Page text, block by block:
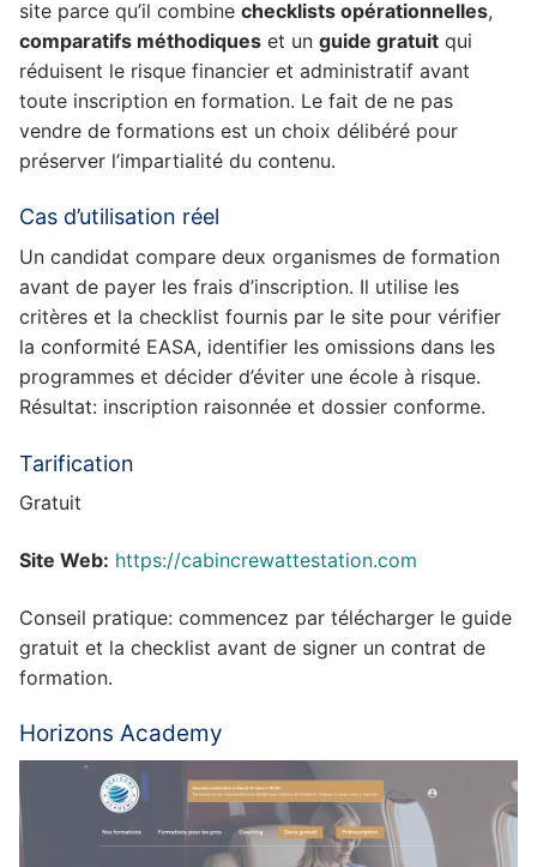
site parce qu’il combine checklists opérationnelles,
comparatifs méthodiques et un guide gratuit qui
réduisent le risque financier et administratif avant
toute inscription en formation. Le fait de ne pas
vendre de formations est un choix délibéré pour
préserver l’impartialité du contenu.
Cas d’utilisation réel
Un candidat compare deux organismes de formation
avant de payer les frais d’inscription. Il utilise les
critères et la checklist fournis par le site pour vérifier
la conformité EASA, identifier les omissions dans les
programmes et décider d’éviter une école à risque.
Résultat: inscription raisonnée et dossier conforme.
Tarification
Gratuit
Site Web: https://cabincrewattestation.com
Conseil pratique: commencez par télécharger le guide
gratuit et la checklist avant de signer un contrat de
formation.
Horizons Academy